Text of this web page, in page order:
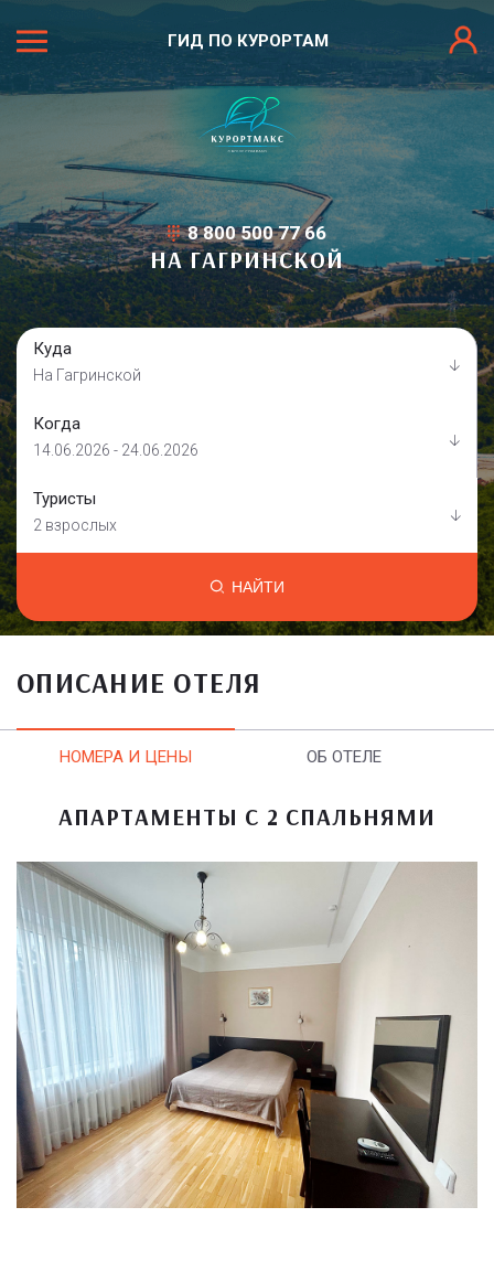
ГИД ПО КУРОРТАМ
8 800 500 77 66
НА ГАГРИНСКОЙ
Куда
На Гагринской
Когда
14.06.2026 - 24.06.2026
Туристы
2 взрослых
НАЙТИ
ОПИСАНИЕ ОТЕЛЯ
НОМЕРА И ЦЕНЫ ОБ ОТЕЛЕ
АПАРТАМЕНТЫ С 2 СПАЛЬНЯМИ